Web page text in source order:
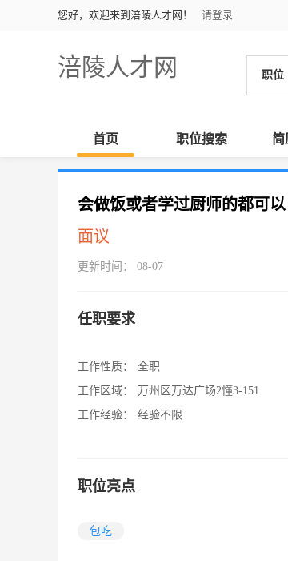
您好，欢迎来到涪陵人才网！ 请登录
涪陵人才网 职位
首页 职位搜索 简
会做饭或者学过厨师的都可以
面议
更新时间： 08-07
任职要求
工作性质：
全职
工作区域：
万州区万达广场2懂3-151
工作经验：
经验不限
职位亮点
包吃